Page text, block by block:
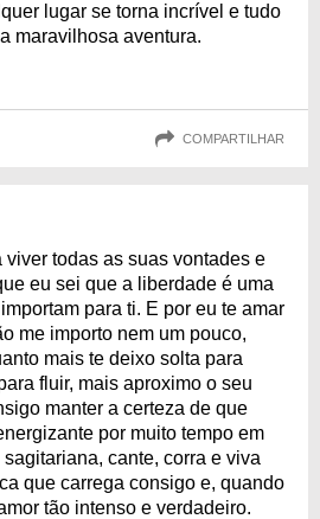
lugar se torna incrível e tudo
maravilhosa aventura.
COMPARTILHAR
viver todas as suas vontades e
eu sei que a liberdade é uma
para ti. E por eu te amar
me importo nem um pouco,
mais te deixo solta para
fluir, mais aproximo o seu
manter a certeza de que
por muito tempo em
cante, corra e viva
que carrega consigo e, quando
tão intenso e verdadeiro.